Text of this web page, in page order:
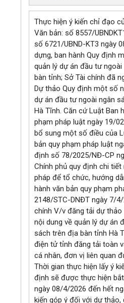
Thực hiện ý kiến chỉ đạo
Văn bản: số 8557/
số 6721/UBND-KT3 ngày
dựng, ban hành Quy định
quản lý dự án đầu tư
bàn tỉnh; Sở Tài chính đã
Dự thảo Quy định một số
dự án đầu tư ngoài ngân
Hà Tĩnh. Căn cứ Luật Ban
phạm pháp luật ngày 19/
bổ sung một số điều của
bản quy phạm pháp luật
định số 78/2025/NĐ-CP
Chính phủ quy định chi
pháp để tổ chức, hướng
hành văn bản quy phạm
2148/STC-DNĐT ngày 7/
chính V/v đăng tải dự
nội dung về quản lý dự án
sách trên địa bàn tỉnh Hà
điện tử tỉnh đăng tải toàn
cá nhân, đơn vị liên quan
Thời gian thực hiện lấy ý
định sẽ được thực hiện
ngày 08/4/2026 đến hết
kiến góp ý đối với dự thảo,